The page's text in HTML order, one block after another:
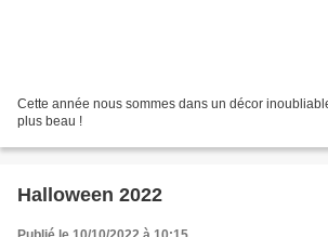
Cette année nous sommes dans un décor
plus beau !
Halloween 2022